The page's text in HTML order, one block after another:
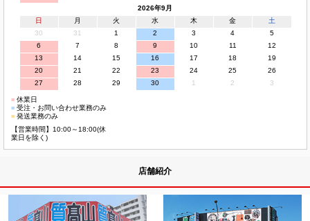
2026年9月
日
月 火 水 木 金
土
30
31 1 2 3 4
5
6
7 8 9 10 11
12
13
14 15 16 17 18
19
20
21 22 23 24 25
26
27
28 29 30 1 2 3
■休業日
■受注・お問い合わせ業務のみ
■発送業務のみ
【営業時間】10:00～18:00(休
業日を除く)
店舗紹介